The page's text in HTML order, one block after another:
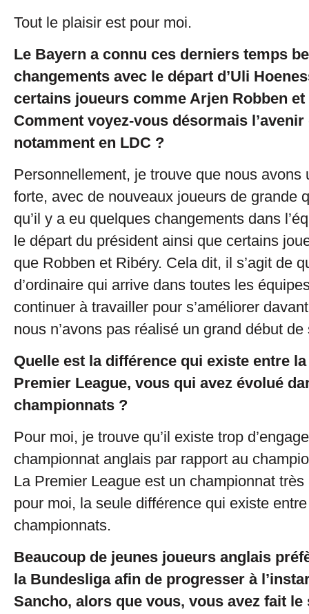
Tout le plaisir est pour moi.
Le Bayern a connu ces derniers temps
changements avec le départ d’Uli
certains joueurs comme Arjen Robben et
Comment voyez-vous désormais
notamment en LDC ?
Personnellement, je trouve que nous avons
forte, avec de nouveaux joueurs de grande
qu’il y a eu quelques changements dans
le départ du président ainsi que certains
que Robben et Ribéry. Cela dit, il s’agit de
d’ordinaire qui arrive dans toutes les
continuer à travailler pour s’améliorer
nous n’avons pas réalisé un grand début de
Quelle est la différence qui existe entre
Premier League, vous qui avez évolué
championnats ?
Pour moi, je trouve qu’il existe trop
championnat anglais par rapport au
La Premier League est un championnat très
pour moi, la seule différence qui existe
championnats.
Beaucoup de jeunes joueurs anglais
la Bundesliga afin de progresser à
Sancho, alors que vous, vous avez fait le